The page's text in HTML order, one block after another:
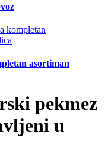
asortiman
pekmez
u